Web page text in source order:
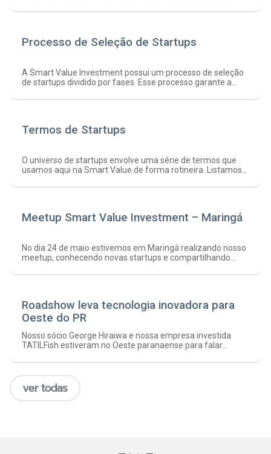
Processo de Seleção de Startups
A Smart Value Investment possui um processo de seleção
de startups dividido por fases. Esse processo garante a...
Termos de Startups
O universo de startups envolve uma série de termos que
usamos aqui na Smart Value de forma rotineira. Listamos...
Meetup Smart Value Investment – Maringá
No dia 24 de maio estivemos em Maringá realizando nosso
meetup, conhecendo novas startups e compartilhando...
Roadshow leva tecnologia inovadora para
Oeste do PR
Nosso sócio George Hiraiwa e nossa empresa investida
TATILFish estiveram no Oeste paranaense para falar...
ver todas